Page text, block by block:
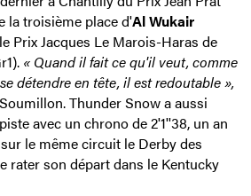
la troisième place d'Al Wukair
Prix Jacques Le Marois-Haras de
« Quand il fait ce qu'il veut, comme
détendre en tête, il est redoutable »,
Thunder Snow a aussi
avec un chrono de 2'1''38, un an
le même circuit le Derby des
rater son départ dans le Kentucky